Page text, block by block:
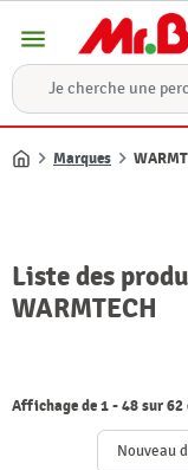
menu
Accueil
Marques
Liste des
WARMTECH
Affichage de 1 - 48 sur 62